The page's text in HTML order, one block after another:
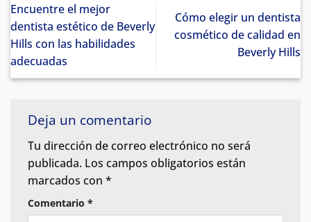
Encuentre el mejor
dentista estético de Beverly
Hills con las habilidades
adecuadas
Cómo elegir un dentista
cosmético de calidad en
Beverly Hills
Deja un comentario
Tu dirección de correo electrónico no será
publicada. Los campos obligatorios están
marcados con *
Comentario *